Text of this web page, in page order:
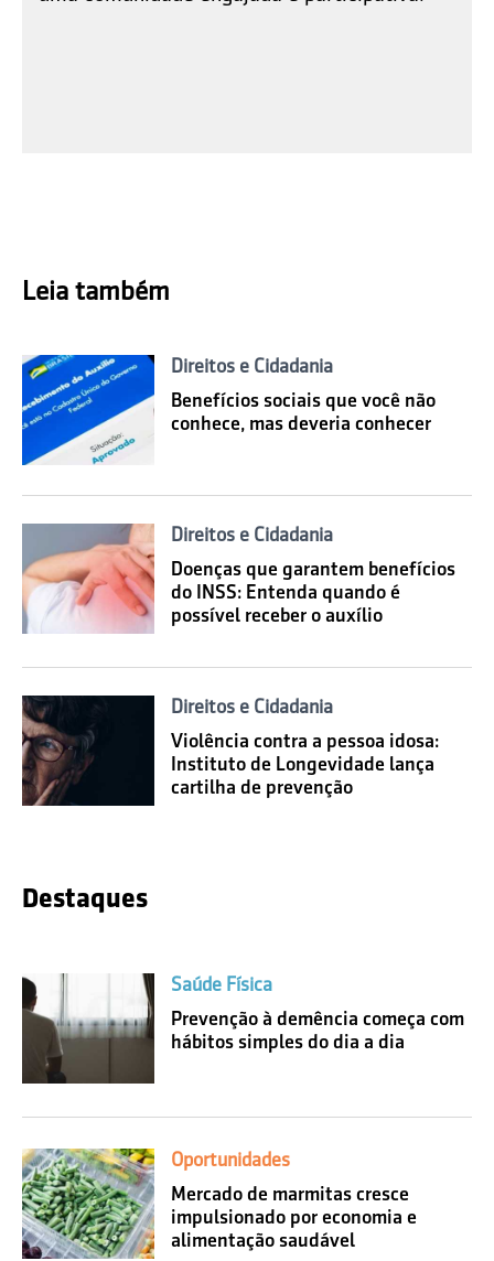
Leia também
Direitos e Cidadania
Benefícios sociais que você não
conhece, mas deveria conhecer
Direitos e Cidadania
Doenças que garantem benefícios
do INSS: Entenda quando é
possível receber o auxílio
Direitos e Cidadania
Violência contra a pessoa idosa:
Instituto de Longevidade lança
cartilha de prevenção
Destaques
Saúde Física
Prevenção à demência começa com
hábitos simples do dia a dia
Oportunidades
Mercado de marmitas cresce
impulsionado por economia e
alimentação saudável